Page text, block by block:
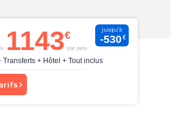
1143 par pers.
Transferts + Hôtel + Tout inclus
jusqu’à
-530€